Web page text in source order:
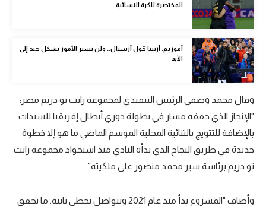
أقسام خاصة
ميركاتو
تحقيق في الجول
تقرير في الجول
تحليل في الجول
حكايات في الجول
فيديو في الجول
المختصرة للكرة النسائية
أموريم: أرتيتا حّول أرسنال.. ولن تسير الأمور بشكل جيد إلى
الأبد
وقال محمد وصفي الرئيس التنفيذي لمجموعة رايت تو دريم مصر:
"الإنجاز الذي حققه مسار في بطولة دوري أبطال إفريقيا للسيدات
بالإضافة للتتويج بالثنائية المحلية الموسم الماضي ما هو إلا خطوة
جديدة في طريق النجاح الذي بدأه النادي منذ استحواذ مجموعة رايت
تو دريم برئاسة سير محمد منصور على ملكيته".
وأضاف "المشروع بدأ منذ عام 2021 ويتواصل بخطى ثابتة. ما تحقق